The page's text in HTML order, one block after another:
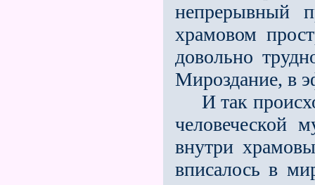
непрерывный
храмовом
довольно
Мироздание, в
И так
человеческой
внутри
вписалось в